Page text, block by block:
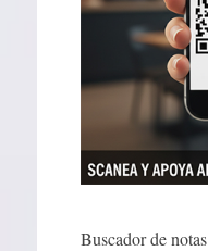
Buscador de notas